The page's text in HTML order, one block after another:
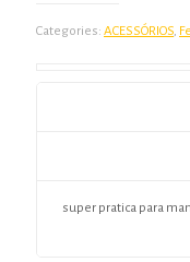
Categories: ACESSÓRIOS,
super pratica para